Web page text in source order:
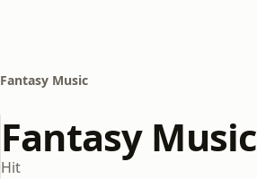
Fantasy Music
Fantasy Music
Hit